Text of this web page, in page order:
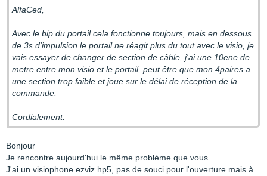
AlfaCed,
Avec le bip du portail cela fonctionne toujours, mais en dessous
de 3s d'impulsion le portail ne réagit plus du tout avec le visio, je
vais essayer de changer de section de câble, j'ai une 10ene de
metre entre mon visio et le portail, peut être que mon 4paires a
une section trop faible et joue sur le délai de réception de la
commande.
Cordialement.
Bonjour
Je rencontre aujourd'hui le même problème que vous
J'ai un visiophone ezviz hp5, pas de souci pour l'ouverture mais à